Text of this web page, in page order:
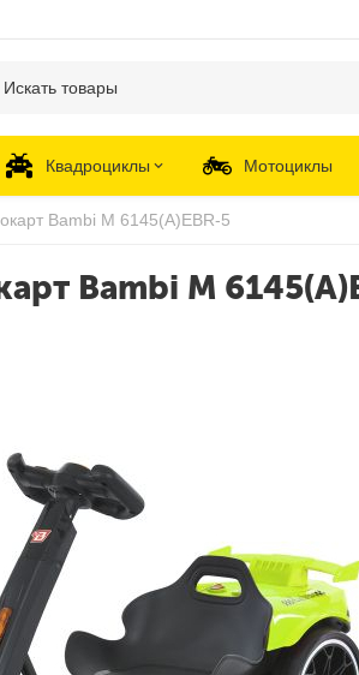
Квадроциклы Мотоциклы
Bambi M 6145(A)EBR-5
Bambi M